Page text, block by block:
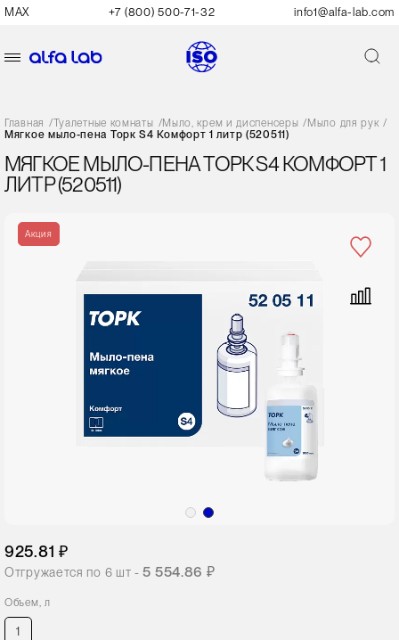
MAX +7 (800) 500-71-32 info1@alfa-lab.com
Главная /Туалетные комнаты /Мыло, крем и диспенсеры /Мыло для рук /
Мягкое мыло-пена Торк S4 Комфорт 1 литр (520511)
МЯГКОЕ МЫЛО-ПЕНА ТОРК S4 КОМФОРТ 1
ЛИТР (520511)
925.81 ₽
Отгружается по 6 шт -5 554.86 ₽
Объем, л
1
Акция